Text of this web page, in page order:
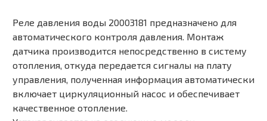
Реле давления воды 20003181 предназначено для
автоматического контроля давления. Монтаж
датчика производится непосредственно в систему
отопления, откуда передается сигналы на плату
управления, полученная информация автоматически
включает циркуляционный насос и обеспечивает
качественное отопление.